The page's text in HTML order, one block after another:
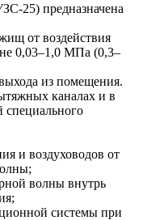
предназначена
от воздействия
0,03–1,0 МПа (0,3–
из помещения.
каналах и в
и воздуховодов от
волны внутрь
системы при